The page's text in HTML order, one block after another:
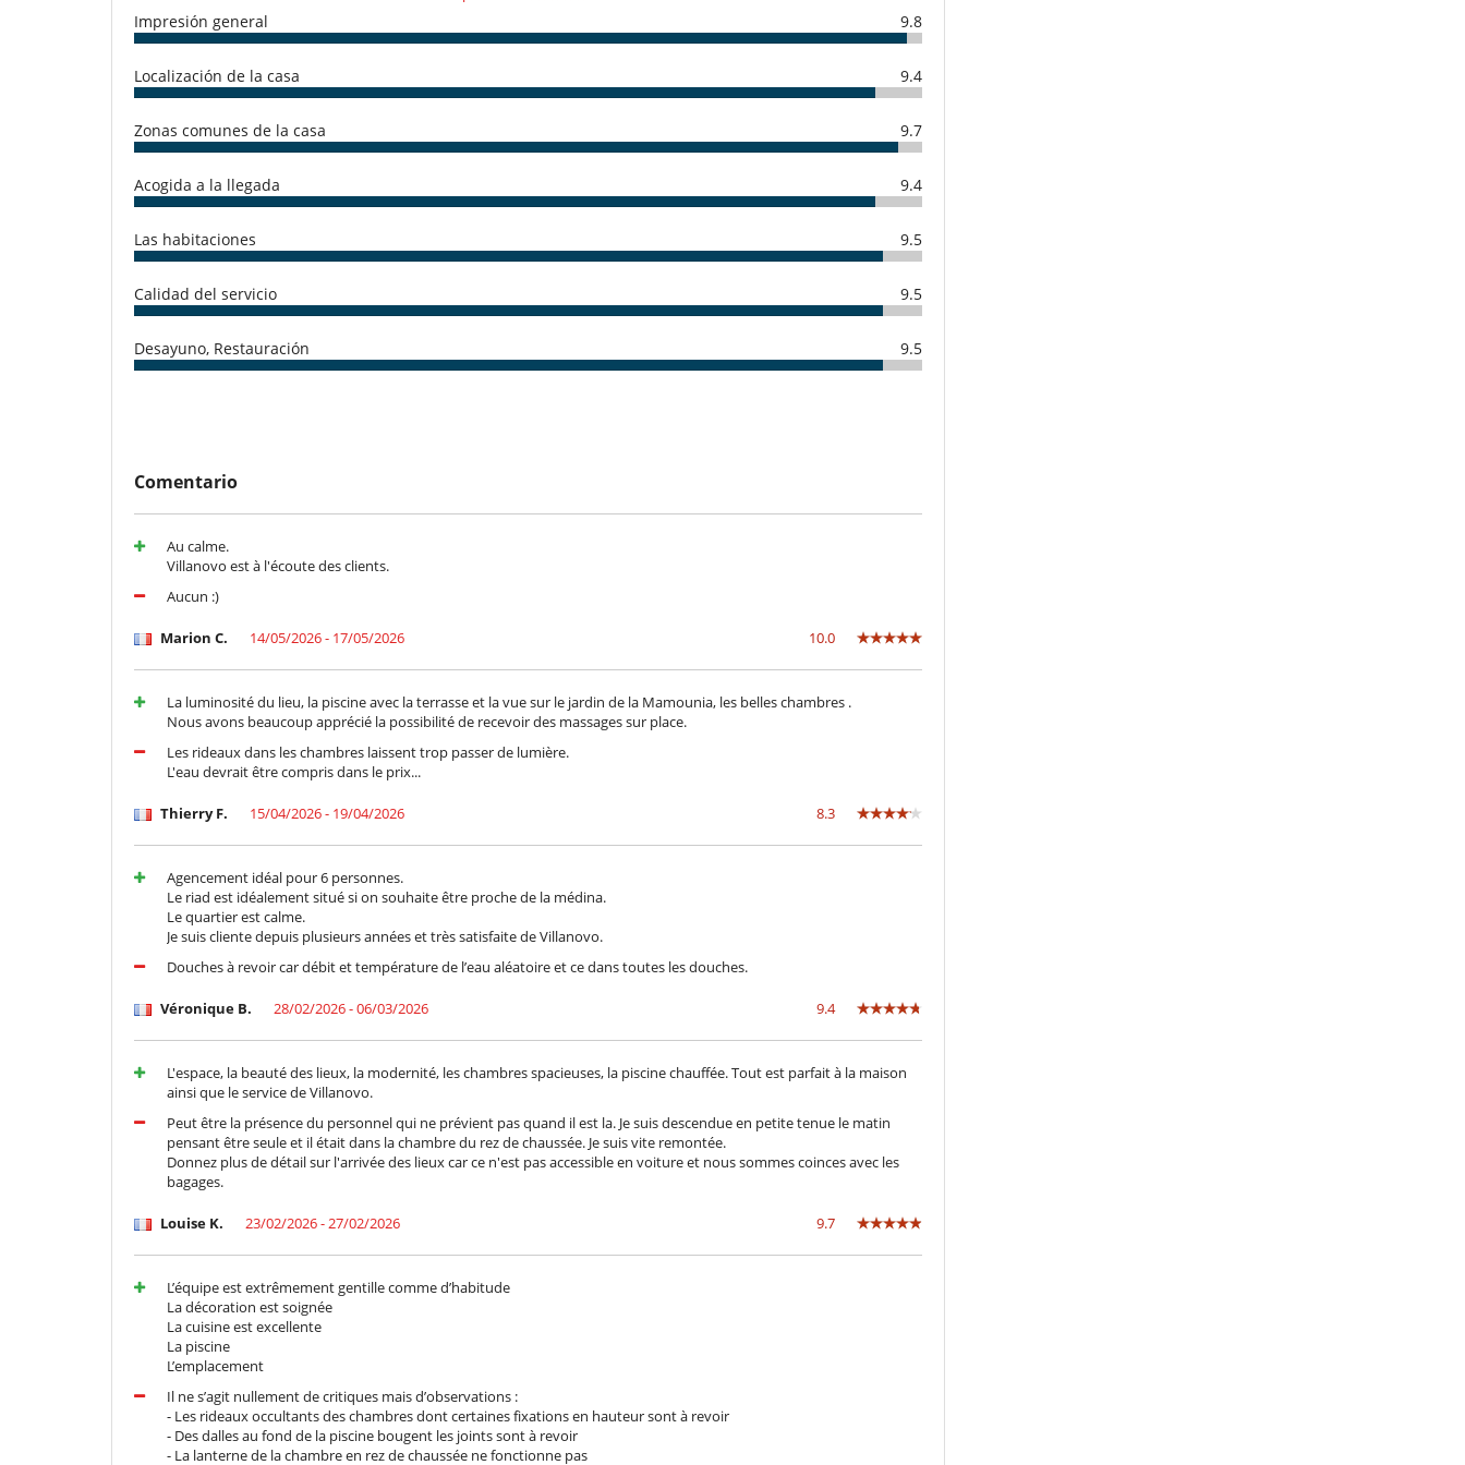
Los niños son bienvenidos
Menú infantil a petición
Silla alta
Ocios y actividades deportivas
Acceso a internet (wifi)
Hammam
Music speaker
Piscina pequeña en la terraza
Sala de masajes
Para su comodidad y agrado
Chimenea
Reverse cycle air conditioner
Salón
Personal
Cocinero
Personal doméstico
Riad con personal doméstico
Impresión general 9.8
Localización de la casa 9.4
Zonas comunes de la casa 9.7
Acogida a la llegada 9.4
Las habitaciones 9.5
Calidad del servicio 9.5
Desayuno, Restauración 9.5
Comentario
Au calme.
Villanovo est à l'écoute des clients.
Aucun :)
Marion C. 14/05/2026 - 17/05/2026 10.0
La luminosité du lieu, la piscine avec la terrasse et la vue sur le jardin de la Mamounia, les belles chambres .
Nous avons beaucoup apprécié la possibilité de recevoir des massages sur place.
Les rideaux dans les chambres laissent trop passer de lumière.
L'eau devrait être compris dans le prix...
Thierry F. 15/04/2026 - 19/04/2026 8.3
Agencement idéal pour 6 personnes.
Le riad est idéalement situé si on souhaite être proche de la médina.
Le quartier est calme.
Je suis cliente depuis plusieurs années et très satisfaite de Villanovo.
Douches à revoir car débit et température de l’eau aléatoire et ce dans toutes les douches.
Véronique B. 28/02/2026 - 06/03/2026 9.4
L'espace, la beauté des lieux, la modernité, les chambres spacieuses, la piscine chauffée. Tout est parfait à la maison
ainsi que le service de Villanovo.
Peut être la présence du personnel qui ne prévient pas quand il est la. Je suis descendue en petite tenue le matin
pensant être seule et il était dans la chambre du rez de chaussée. Je suis vite remontée.
Donnez plus de détail sur l'arrivée des lieux car ce n'est pas accessible en voiture et nous sommes coinces avec les
bagages.
Louise K. 23/02/2026 - 27/02/2026 9.7
L’équipe est extrêmement gentille comme d’habitude
La décoration est soignée
La cuisine est excellente
La piscine
L’emplacement
Il ne s’agit nullement de critiques mais d’observations :
- Les rideaux occultants des chambres dont certaines fixations en hauteur sont à revoir
- Des dalles au fond de la piscine bougent les joints sont à revoir
- La lanterne de la chambre en rez de chaussée ne fonctionne pas